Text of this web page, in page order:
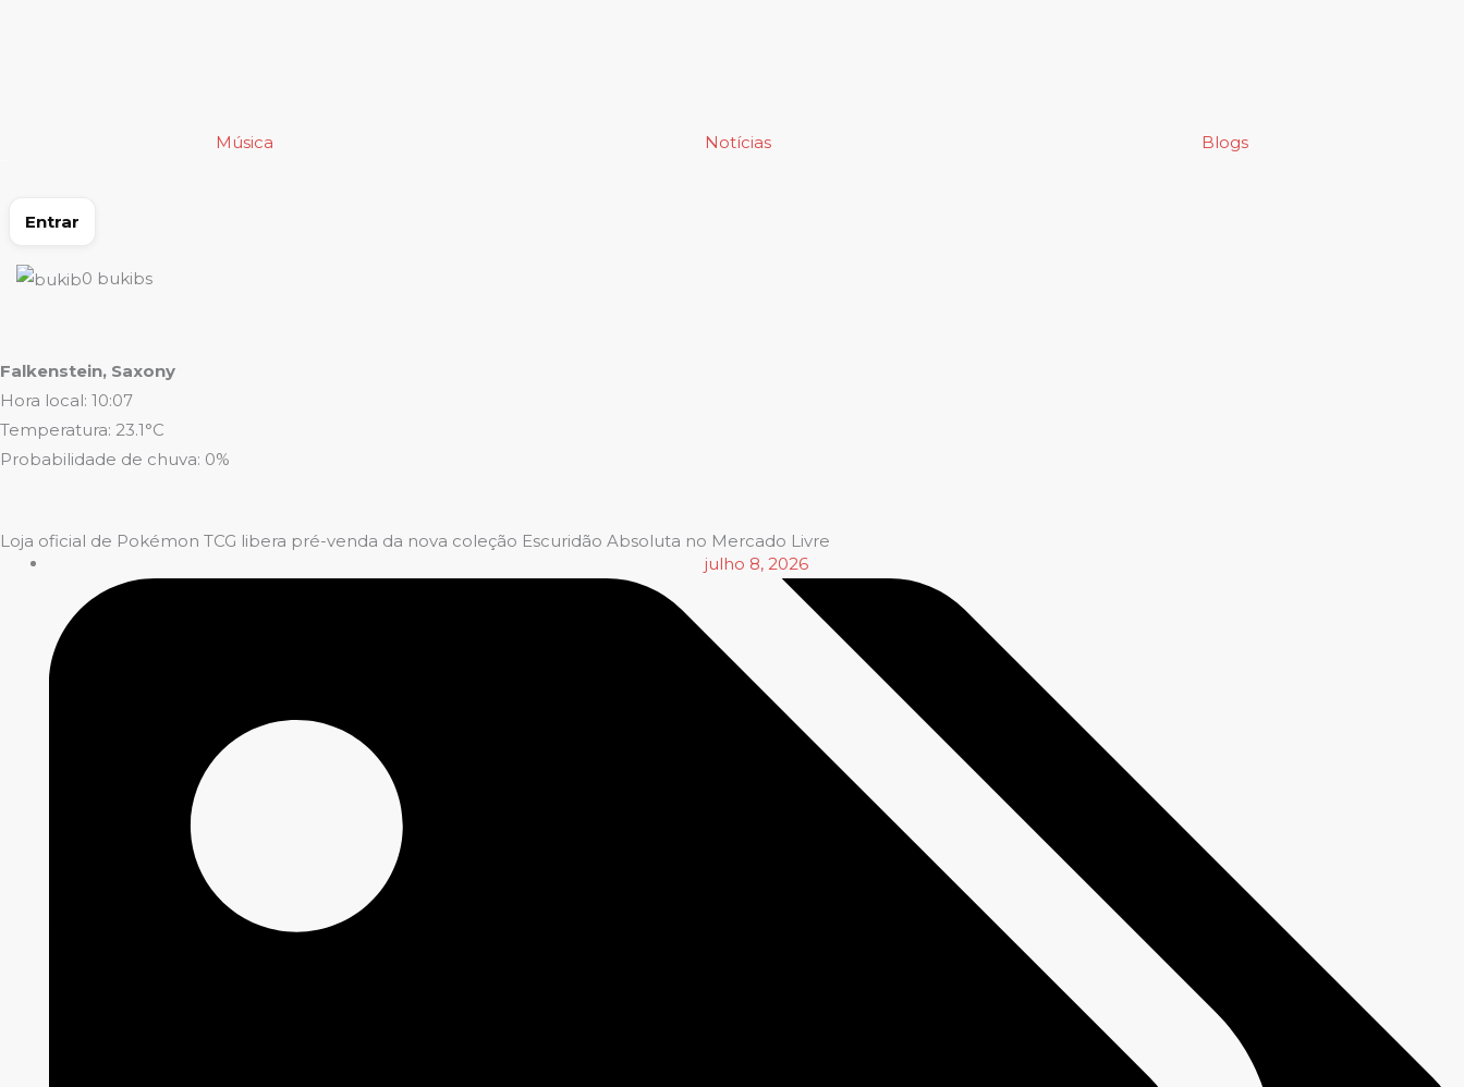
Música
Notícias Blogs
Entrar
0 bukibs
Falkenstein, Saxony
Hora local: 10:07
Temperatura: 23.1°C
Probabilidade de chuva: 0%
Loja oficial de Pokémon TCG libera pré-venda da nova coleção Escuridão Absoluta no Mercado Livre
julho 8, 2026